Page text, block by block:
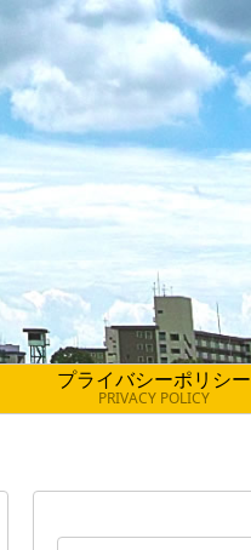
プライバシーポリシー
PRIVACY POLICY